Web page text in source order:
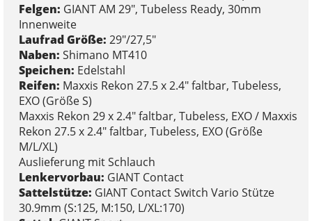
Felgen: GIANT AM 29", Tubeless Ready, 30mm
Innenweite
Laufrad Größe: 29"/27,5"
Naben: Shimano MT410
Speichen: Edelstahl
Reifen: Maxxis Rekon 27.5 x 2.4" faltbar, Tubeless,
EXO (Größe S)
Maxxis Rekon 29 x 2.4" faltbar, Tubeless, EXO / Maxxis
Rekon 27.5 x 2.4" faltbar, Tubeless, EXO (Größe
M/L/XL)
Auslieferung mit Schlauch
Lenkervorbau: GIANT Contact
Sattelstütze: GIANT Contact Switch Vario Stütze
30.9mm (S:125, M:150, L/XL:170)